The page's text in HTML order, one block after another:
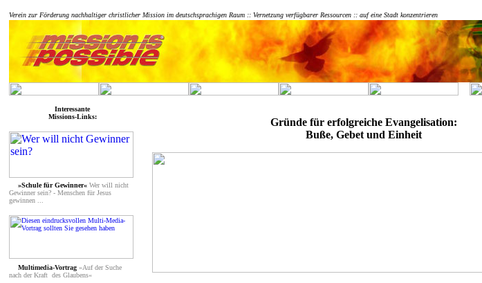
Verein zur Förderung nachhaltiger christlicher Mission im deutschsprachigen Raum :: Vernetzung verfügbarer Ressourcen :: auf eine Stadt konzentrieren
Interessante
Missions-Links:
»Schule für Gewinner« Wer will nicht
Gewinner sein? - Menschen für Jesus
gewinnen ...
Multimedia-Vortrag »Auf der Suche
nach der Kraft des Glaubens«
Gründe für erfolgreiche Evangelisation:
Buße, Gebet und Einheit